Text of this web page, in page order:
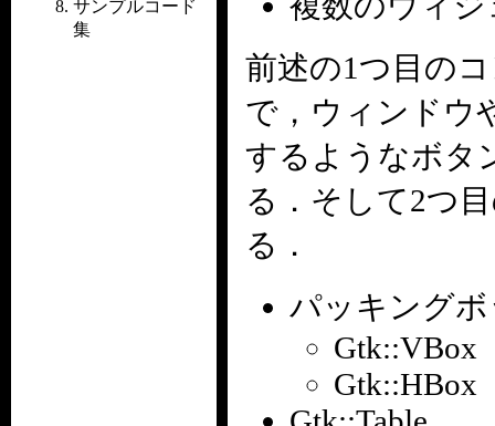
サンプルコード
集
前述の1つ目の
で，ウィンドウ
するようなボタ
る．そして2つ
る．
パッキング
Gtk::VBox
Gtk::HBox